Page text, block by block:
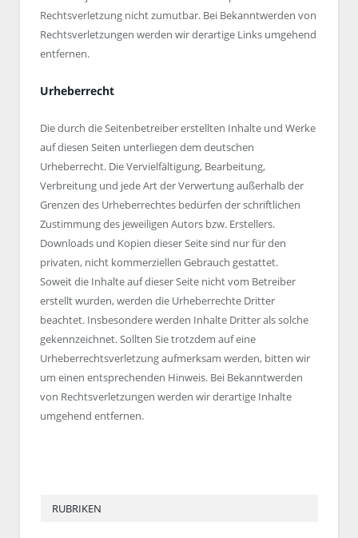
Rechtsverletzung nicht zumutbar. Bei Bekanntwerden von
Rechtsverletzungen werden wir derartige Links umgehend
entfernen.
Urheberrecht
Die durch die Seitenbetreiber erstellten Inhalte und Werke
auf diesen Seiten unterliegen dem deutschen
Urheberrecht. Die Vervielfältigung, Bearbeitung,
Verbreitung und jede Art der Verwertung außerhalb der
Grenzen des Urheberrechtes bedürfen der schriftlichen
Zustimmung des jeweiligen Autors bzw. Erstellers.
Downloads und Kopien dieser Seite sind nur für den
privaten, nicht kommerziellen Gebrauch gestattet.
Soweit die Inhalte auf dieser Seite nicht vom Betreiber
erstellt wurden, werden die Urheberrechte Dritter
beachtet. Insbesondere werden Inhalte Dritter als solche
gekennzeichnet. Sollten Sie trotzdem auf eine
Urheberrechtsverletzung aufmerksam werden, bitten wir
um einen entsprechenden Hinweis. Bei Bekanntwerden
von Rechtsverletzungen werden wir derartige Inhalte
umgehend entfernen.
RUBRIKEN